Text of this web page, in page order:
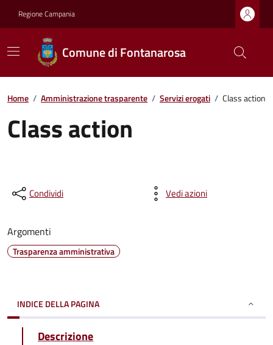
Regione Campania
Comune di Fontanarosa
Home / Amministrazione trasparente / Servizi erogati / Class action
Class action
Condividi Vedi azioni
Argomenti
Trasparenza amministrativa
INDICE DELLA PAGINA
Descrizione